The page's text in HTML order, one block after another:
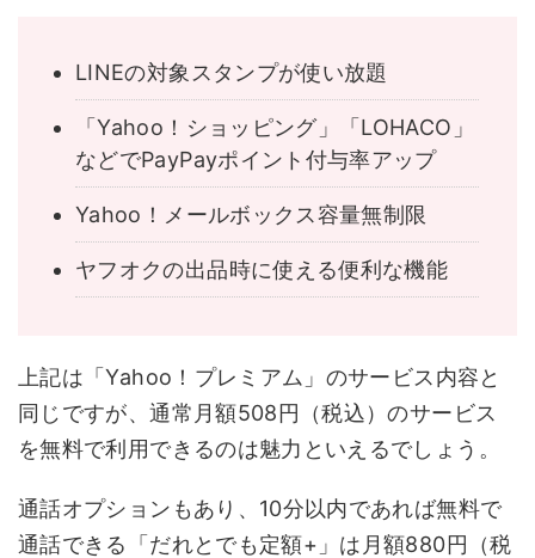
LINEの対象スタンプが使い放題
「Yahoo！ショッピング」「LOHACO」
などでPayPayポイント付与率アップ
Yahoo！メールボックス容量無制限
ヤフオクの出品時に使える便利な機能
上記は「Yahoo！プレミアム」のサービス内容と
同じですが、通常月額508円（税込）のサービス
を無料で利用できるのは魅力といえるでしょう。
通話オプションもあり、10分以内であれば無料で
通話できる「だれとでも定額+」は月額880円（税